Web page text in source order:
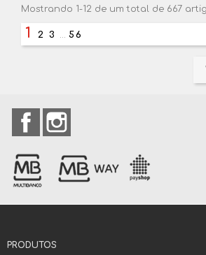
Mostrando 1-12 de um total de 667
1 2 3 … 56
Facebook
PRODUTOS